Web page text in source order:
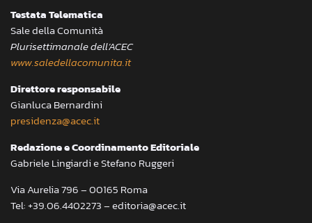
Testata Telematica
Sale della Comunità
Plurisettimanale dell’ACEC
www.saledellacomunita.it
Direttore responsabile
Gianluca Bernardini
presidenza@acec.it
Redazione e Coordinamento Editoriale
Gabriele Lingiardi e Stefano Ruggeri
Via Aurelia 796 – 00165 Roma
Tel: +39.06.4402273 – editoria@acec.it